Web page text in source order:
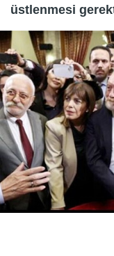
üstlenmesi